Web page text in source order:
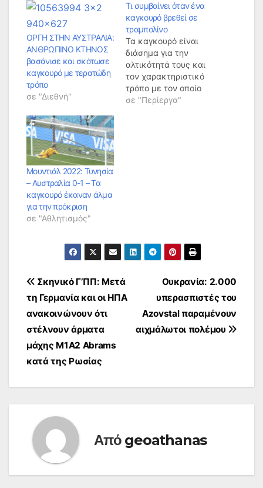
ΟΡΓΗ ΣΤΗΝ ΑΥΣΤΡΑΛΙΑ:
ΑΝΘΡΩΠΙΝΟ ΚΤΗΝΟΣ
βασάνισε και σκότωσε
καγκουρό με τερατώδη
τρόπο
σε "Διεθνή"
Τι συμβαίνει όταν ένα
καγκουρό βρεθεί σε
τραμπολίνο
Τα καγκουρό είναι
διάσημα για την
αλτικότητά τους και
τον χαρακτηριστικό
τρόπο με τον οποίο
μετακινούνται. Τι θα
υπήρχε…
σε "Περίεργα"
Μουντιάλ 2022: Τυνησία
– Αυστραλία 0-1 – Τα
καγκουρό έκαναν άλμα
για την πρόκριση
σε "Αθλητισμός"
Πλοήγηση
άρθρων
Ουκρανία: 2.000
υπερασπιστές του
Azovstal παραμένουν
αιχμάλωτοι πολέμου
Σκηνικό Γ’ΠΠ: Μετά
τη Γερμανία και οι ΗΠΑ
ανακοινώνουν ότι
στέλνουν άρματα
μάχης Μ1Α2 Abrams
κατά της Ρωσίας
Από geoathanas